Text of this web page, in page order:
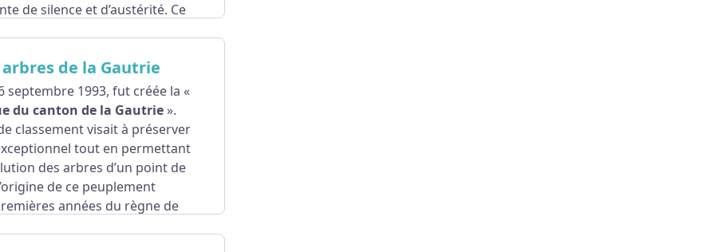
de silence et d’austérité. Ce
de la Gautrie
septembre 1993, fut créée la «
du canton de la Gautrie».
classement visait à préserver
tout en permettant
des arbres d’un point de
de ce peuplement
années du règne de